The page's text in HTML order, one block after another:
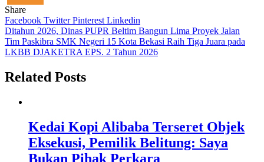
Share
Facebook TwitterPinterest Linkedin
Navigasi
pos
Ditahun 2026, Dinas PUPR Beltim Bangun Lima Proyek Jalan
Tim Paskibra SMK Negeri 15 Kota Bekasi Raih Tiga Juara pada
LKBB DJAKETRA EPS. 2 Tahun 2026
Related Posts
Kedai Kopi Alibaba Terseret Objek
Eksekusi, Pemilik Belitung: Saya
Bukan Pihak Perkara